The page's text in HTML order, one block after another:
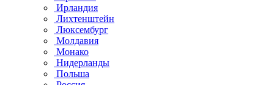
Ирландия
Лихтенштейн
Люксембург
Молдавия
Монако
Нидерланды
Польша